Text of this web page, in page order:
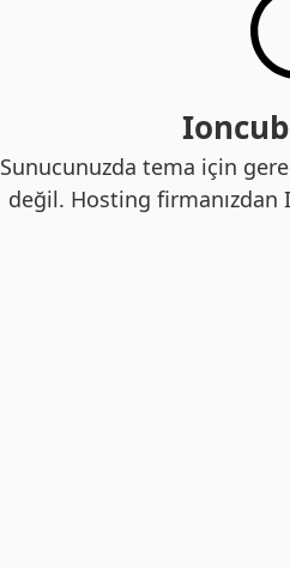
Sunucunuzda tema için
değil. Hosting